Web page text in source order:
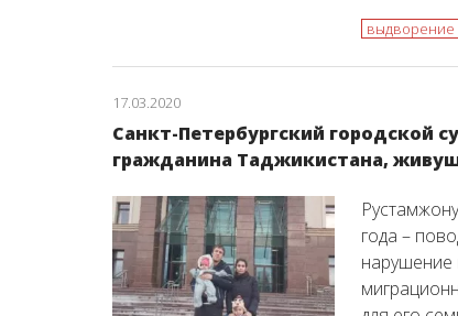
выдворение
17.03.2020
Санкт-Петербургский городской
гражданина Таджикистана,
года –
нарушение